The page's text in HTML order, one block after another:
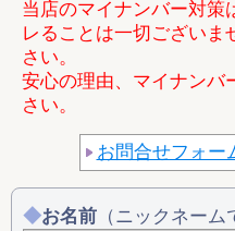
当店のマイナンバー対策
レることは一切ございま
さい。
安心の理由、マイナンバ
さい。
お問合せフォー
お名前 （ニックネーム